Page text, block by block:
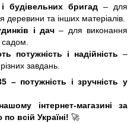
будівельних бригад – для
деревини та інших матеріалів.
і дач – для виконання
потужність і надійність –
завдань.
– потужність і зручність у
інтернет-магазині за
всій Україні! 🚀